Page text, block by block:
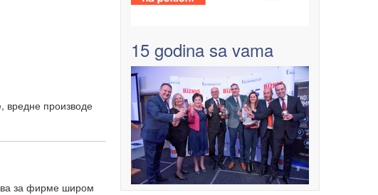
вредне производе
за фирме широм
15 godina sa vama